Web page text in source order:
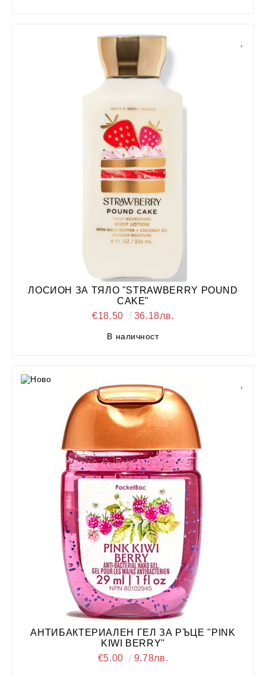
ЛОСИОН ЗА ТЯЛО "STRAWBERRY POUND
CAKE"
€18.50
36.18лв.
В наличност
АНТИБАКТЕРИАЛЕН ГЕЛ ЗА РЪЦЕ "PINK
KIWI BERRY"
€5.00
9.78лв.